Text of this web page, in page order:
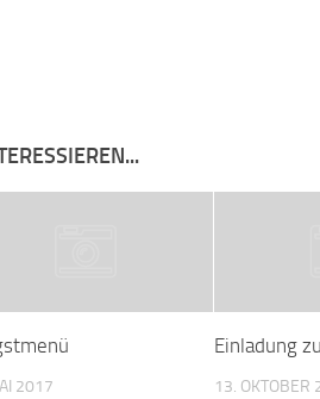
2017
Einladung
13. OKTOBER